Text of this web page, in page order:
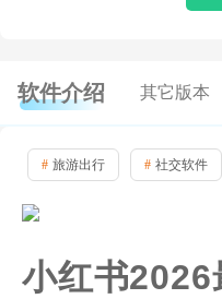
软件介绍 其它版本
# 旅游出行 # 社交软件
小红书2026